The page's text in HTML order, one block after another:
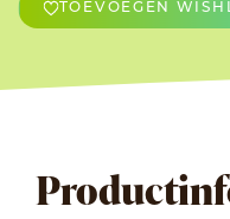
TOEVOEGEN